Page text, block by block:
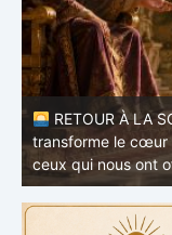
RETOUR À LA
transforme le cœur |
ceux qui nous ont